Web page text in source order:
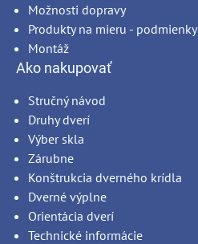
Možnosti dopravy
Produkty na mieru - podmienky
Montáž
Ako nakupovať
Stručný návod
Druhy dverí
Výber skla
Zárubne
Konštrukcia dverného krídla
Dverné výplne
Orientácia dverí
Technické informácie